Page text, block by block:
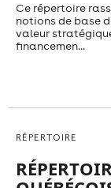
Ce répertoire
notions de base
valeur
financemen...
RÉPERTOIRE